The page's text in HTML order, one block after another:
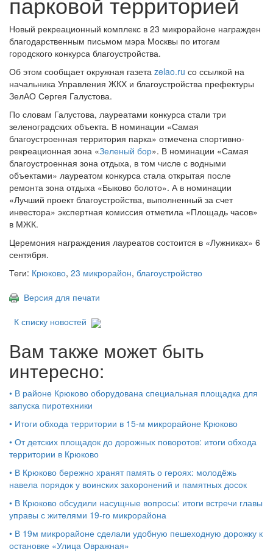
Новый рекреационный комплекс в 23 микрорайоне награжден
благодарственным письмом мэра Москвы по итогам
городского конкурса благоустройства.
Об этом сообщает окружная газета zelao.ru со ссылкой на
начальника Управления ЖКХ и благоустройства префектуры
ЗелАО Сергея Галустова.
По словам Галустова, лауреатами конкурса стали три
зеленоградских объекта. В номинации «Самая
благоустроенная территория парка» отмечена спортивно-
рекреационная зона «Зеленый бор». В номинации «Самая
благоустроенная зона отдыха, в том числе с водными
объектами» лауреатом конкурса стала открытая после
ремонта зона отдыха «Быково болото». А в номинации
«Лучший проект благоустройства, выполненный за счет
инвестора» экспертная комиссия отметила «Площадь часов»
в МЖК.
Церемония награждения лауреатов состоится в «Лужниках» 6
сентября.
Теги: Крюково, 23 микрорайон, благоустройство
Версия для печати
К списку новостей
Вам также может быть
интересно:
• В районе Крюково оборудована специальная площадка для
запуска пиротехники
• Итоги обхода территории в 15‑м микрорайоне Крюково
• От детских площадок до дорожных поворотов: итоги обхода
территории в Крюково
• В Крюково бережно хранят память о героях: молодёжь
навела порядок у воинских захоронений и памятных досок
• В Крюково обсудили насущные вопросы: итоги встречи главы
управы с жителями 19‑го микрорайона
• В 19м микрорайоне сделали удобную пешеходную дорожку к
остановке «Улица Овражная»